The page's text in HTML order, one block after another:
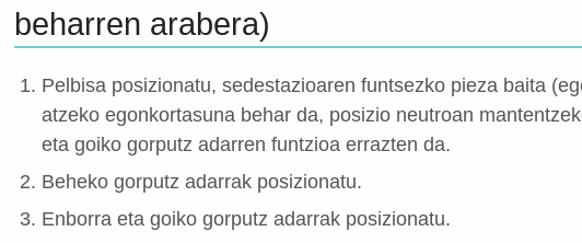
beharren arabera)
Pelbisa posizionatu, sedestazioaren funtsezko pieza baita
atzeko egonkortasuna behar da, posizio neutroan
eta goiko gorputz adarren funtzioa errazten da.
Beheko gorputz adarrak posizionatu.
Enborra eta goiko gorputz adarrak posizionatu.